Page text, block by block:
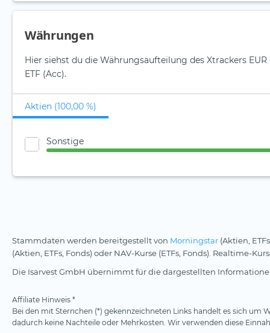
Währungen
Hier siehst du die Währungsaufteilung des Xtrackers
ETF (Acc).
Aktien (100,00 %)
Sonstige
Stammdaten werden bereitgestellt von Morningstar (Aktien,
(Aktien, ETFs, Fonds) oder NAV-Kurse (ETFs, Fonds). Realtime-
Die Isarvest GmbH übernimmt für die dargestellten
Affiliate Hinweis *
Bei den mit Sternchen (*) gekennzeichneten Links handelt es sich um
dadurch keine Nachteile oder Mehrkosten. Wir verwenden diese